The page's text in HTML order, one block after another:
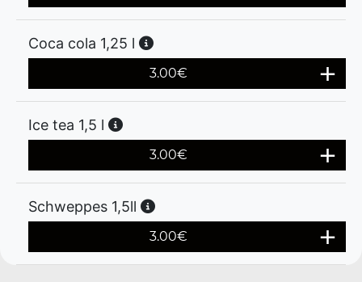
Coca cola 1,25 l
3.00€
Ice tea 1,5 l
3.00€
Schweppes 1,5ll
3.00€